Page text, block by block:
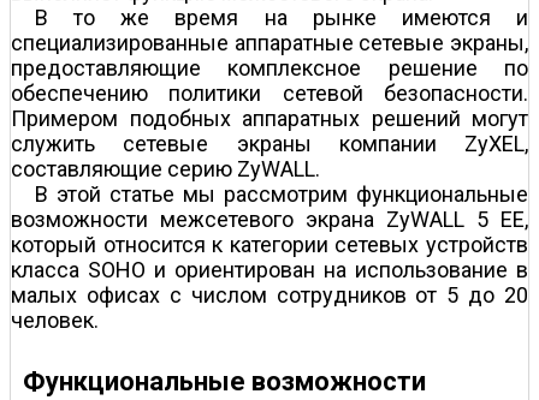
В то же время на рынке имеются и
специализированные аппаратные сетевые экраны,
предоставляющие комплексное решение по
обеспечению политики сетевой безопасности.
Примером подобных аппаратных решений могут
служить сетевые экраны компании ZyXEL,
составляющие серию ZyWALL.
В этой статье мы рассмотрим функциональные
возможности межсетевого экрана ZyWALL 5 EE,
который относится к категории сетевых устройств
класса SOHO и ориентирован на использование в
малых офисах с числом сотрудников от 5 до 20
человек.
Функциональные возможности